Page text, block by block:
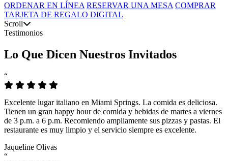
ORDENAR EN LÍNEA RESERVAR UNA MESA COMPRAR
TARJETA DE REGALO DIGITAL
Scroll
Testimonios
Lo Que Dicen Nuestros Invitados
“
Excelente lugar italiano en Miami Springs. La comida es deliciosa.
Tienen un gran happy hour de comida y bebidas de martes a viernes
de 3 p.m. a 6 p.m. Recomiendo ampliamente sus pizzas y pastas. El
restaurante es muy limpio y el servicio siempre es excelente.
Jaqueline Olivas
“